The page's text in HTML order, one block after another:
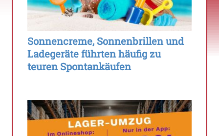
Sonnencreme, Sonnenbrillen und
Ladegeräte führten häufig zu
teuren Spontankäufen